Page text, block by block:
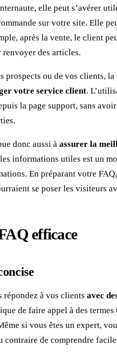
elle peut s’avérer
sur votre site. Elle
après la vente, le client
renvoyer des articles.
prospects ou de vos clients,
votre service client.
la page support, sans
donc aussi à assurer la
informations utiles est un
En préparant votre
se poser les visiteurs
efficace
répondez à vos clients avec
de faire appel à des
si vous êtes un expert,
de comprendre